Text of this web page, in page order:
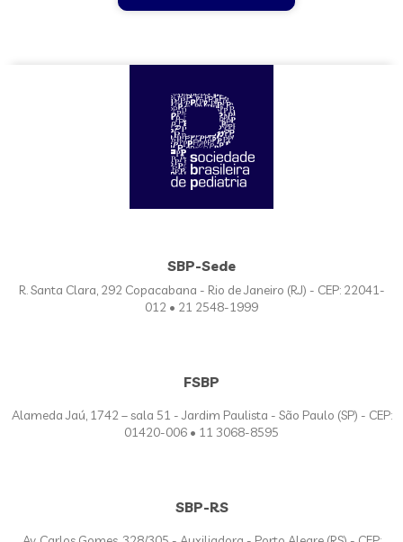
SBP-Sede
R. Santa Clara, 292 Copacabana - Rio de Janeiro (RJ) - CEP: 22041-
012 • 21 2548-1999
FSBP
Alameda Jaú, 1742 – sala 51 - Jardim Paulista - São Paulo (SP) - CEP:
01420-006 • 11 3068-8595
SBP-RS